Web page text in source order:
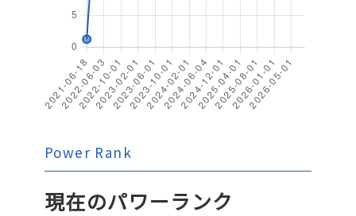
Power Rank
現在のパワーランク